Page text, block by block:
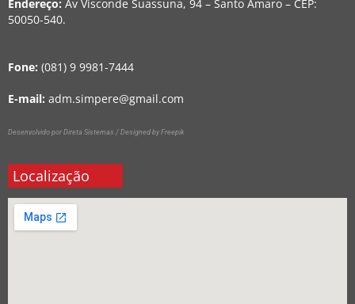
Endereço: Av Visconde Suassuna, 94 – Santo Amaro – CEP:
50050-540.
Fone: (081) 9 9981-7444
E-mail: adm.simpere@gmail.com
Desenvolvido por Direta Sistemas / Designed by Freepik
Localização